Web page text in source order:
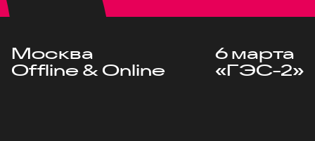
Москва
Offline & Online
6 марта
«ГЭС-2»